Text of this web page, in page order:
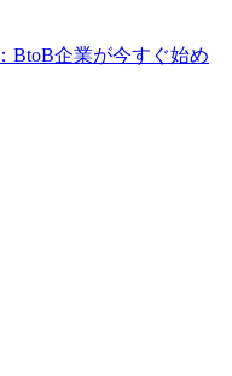
BtoB企業が今すぐ始め